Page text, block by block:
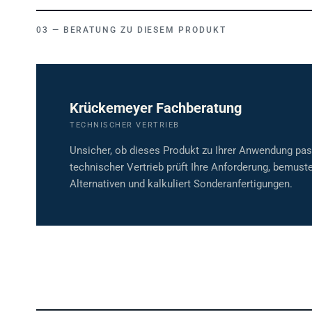
BERATUNG ZU DIESEM PRODUKT
Krückemeyer Fachberatung
Unsicher, ob dieses Produkt zu Ihrer Anwendung
technischer Vertrieb prüft Ihre Anforderung,
Alternativen und kalkuliert Sonderanfertigungen.